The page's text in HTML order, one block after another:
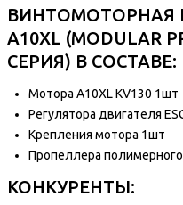
ВИНТОМОТОРНАЯ
A10XL (MODULAR
СЕРИЯ) В СОСТАВЕ:
Мотора A10XL KV130 1шт
Регулятора двигателя
Крепления мотора 1шт
Пропеллера
КОНКУРЕНТЫ: